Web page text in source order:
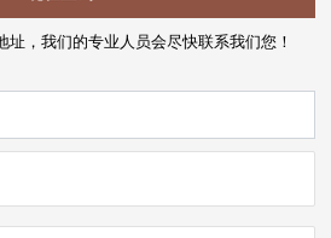
，我们的专业人员会尽快联系我们您！